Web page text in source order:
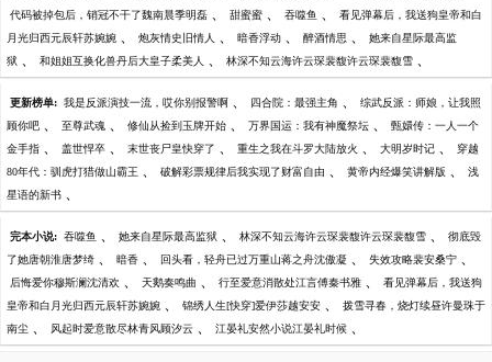
代码被掉包后，销冠不干了魏南晨季明磊 、 甜蜜蜜 、 吞噬鱼 、 看见弹幕后，我送狗皇帝和白
月光归西元辰轩苏婉婉 、 炮灰情史旧情人 、 暗香浮动 、 醉酒情思 、 她来自星际最高监
狱 、 和姐姐互换化兽丹后大皇子柔美人 、 林深不知云海许云琛裴馥许云琛裴馥雪 、
更新榜单: 我是反派演技一流，哎你别报警啊 、 四合院：最强主角 、 综武反派：师娘，让我照
顾你吧 、 至尊武魂 、 修仙从捡到玉牌开始 、 万界国运：我有神魔祭坛 、 甄嬛传：一人一个
金手指 、 盖世悍卒 、 末世丧尸皇快穿了 、 重生之我在斗罗大陆放火 、 大明岁时记 、 穿越
80年代：驯虎打猎做山霸王 、 破解彩票规律后我实现了财富自由 、 黄帝内经爆笑讲解版 、 浅
星语的新书 、
完本小说: 吞噬鱼 、 她来自星际最高监狱 、 林深不知云海许云琛裴馥许云琛裴馥雪 、 彻底毁
了她唐朝淮唐梦绮 、 暗香 、 回头看，轻舟已过万重山蒋之舟沈傲凝 、 失效攻略裴安桑宁 、
后悔爱你穆斯澜沈清欢 、 天鹅奏鸣曲 、 行至爱意消散处江言傅秦书雅 、 看见弹幕后，我送狗
皇帝和白月光归西元辰轩苏婉婉 、 锦绣人生[快穿]爱伊莎越安安 、 拨雪寻春，烧灯续昼许曼珠于
南尘 、 风起时爱意散尽林青风顾汐云 、 江晏礼安然小说江晏礼时候 、